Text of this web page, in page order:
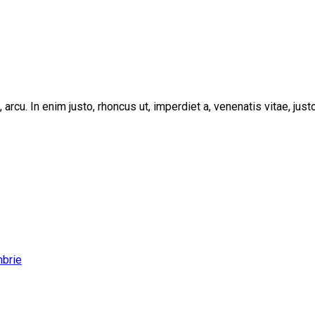
In enim justo, rhoncus ut, imperdiet a, venenatis vitae,